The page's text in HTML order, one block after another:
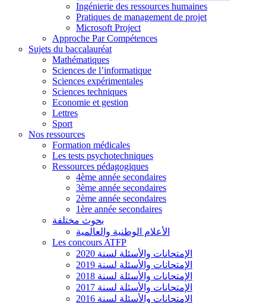
Ingénierie des ressources humaines
Pratiques de management de projet
Microsoft Project
Approche Par Compétences
Sujets du baccalauréat
Mathématiques
Sciences de l’informatique
Sciences expérimentales
Sciences techniques
Economie et gestion
Lettres
Sport
Nos ressources
Formation médicales
Les tests psychotechniques
Ressources pédagogiques
4ème année secondaires
3ème année secondaires
2ème année secondaires
1ère année secondaires
بحوث مختلفة
الأعلام الوطنية والعالمية
Les concours ATFP
الإمتحانات والأسئلة لسنة 2020
الإمتحانات والأسئلة لسنة 2019
الإمتحانات والأسئلة لسنة 2018
الإمتحانات والأسئلة لسنة 2017
الإمتحانات والأسئلة لسنة 2016